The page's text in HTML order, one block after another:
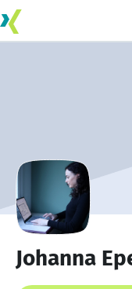
Johanna